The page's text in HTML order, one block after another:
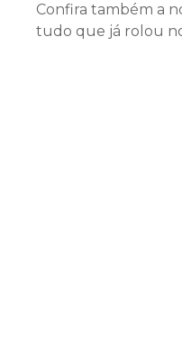
Confira também a
tudo que já rolou